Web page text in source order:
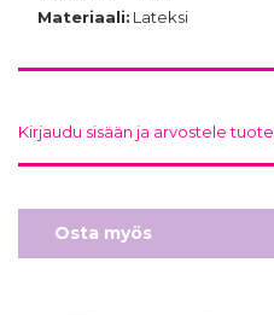
Materiaali: Lateksi
Kirjaudu sisään ja arvostele tuote.
Osta myös